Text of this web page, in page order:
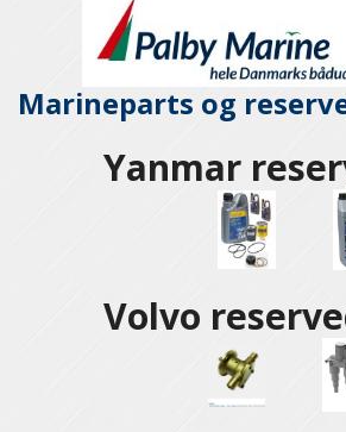
Marineparts og
Yanmar
Volvo